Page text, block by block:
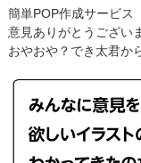
簡単POP作成サービス
意見ありがとうござい
おやおや？でき太君か